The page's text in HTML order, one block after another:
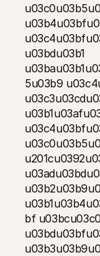
u03bdu03b1
5u03b9
bf